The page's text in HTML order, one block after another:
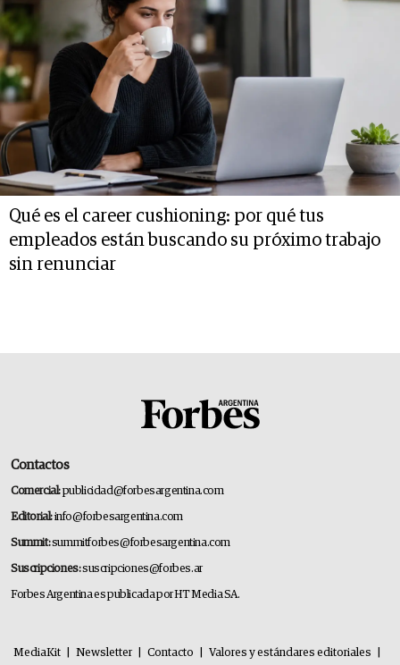
Qué es el career cushioning: por qué tus
empleados están buscando su próximo trabajo
sin renunciar
Contactos
Comercial:publicidad@forbesargentina.com
Editorial:info@forbesargentina.com
Summit:summitforbes@forbesargentina.com
Suscripciones:suscripciones@forbes.ar
Forbes Argentina es publicada por HT Media SA.
MediaKit Newsletter Contacto Valores y estándares editoriales